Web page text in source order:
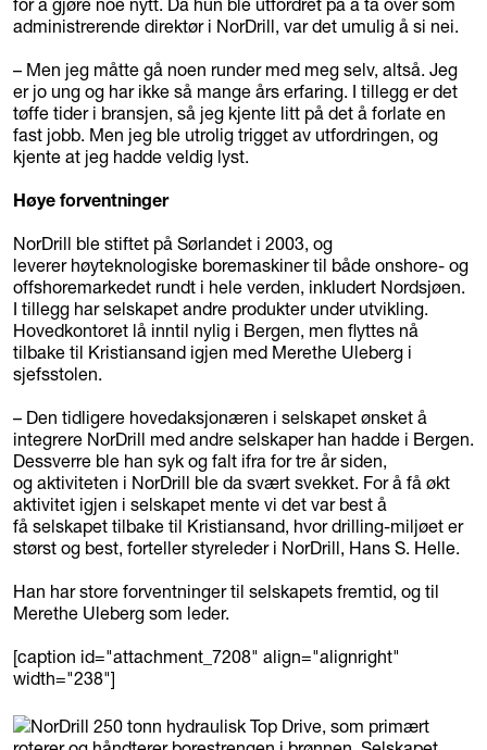
for å gjøre noe nytt. Da hun ble utfordret på å ta over som
administrerende direktør i NorDrill, var det umulig å si nei.
– Men jeg måtte gå noen runder med meg selv, altså. Jeg
er jo ung og har ikke så mange års erfaring. I tillegg er det
tøffe tider i bransjen, så jeg kjente litt på det å forlate en
fast jobb. Men jeg ble utrolig trigget av utfordringen, og
kjente at jeg hadde veldig lyst.
Høye forventninger
NorDrill ble stiftet på Sørlandet i 2003, og
leverer høyteknologiske boremaskiner til både onshore- og
offshoremarkedet rundt i hele verden, inkludert Nordsjøen.
I tillegg har selskapet andre produkter under utvikling.
Hovedkontoret lå inntil nylig i Bergen, men flyttes nå
tilbake til Kristiansand igjen med Merethe Uleberg i
sjefsstolen.
– Den tidligere hovedaksjonæren i selskapet ønsket å
integrere NorDrill med andre selskaper han hadde i Bergen.
Dessverre ble han syk og falt ifra for tre år siden,
og aktiviteten i NorDrill ble da svært svekket. For å få økt
aktivitet igjen i selskapet mente vi det var best å
få selskapet tilbake til Kristiansand, hvor drilling-miljøet er
størst og best, forteller styreleder i NorDrill, Hans S. Helle.
Han har store forventninger til selskapets fremtid, og til
Merethe Uleberg som leder.
[caption id="attachment_7208" align="alignright"
width="238"]